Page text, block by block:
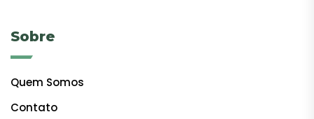
Sobre
Quem Somos
Contato